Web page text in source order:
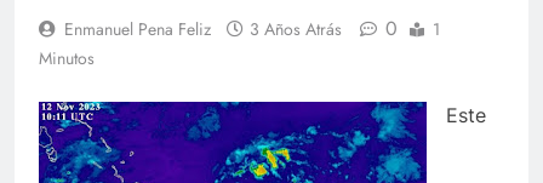
Enmanuel Pena Feliz 3 Años Atrás 0
1
Minutos
Este